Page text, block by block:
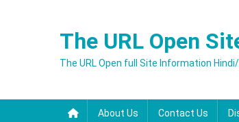
The URL Open
The URL Open full Site Information
About Us Contact Us